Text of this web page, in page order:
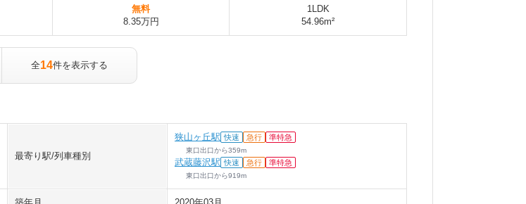
無料
8.35万円
1LDK
54.96m²
全14件を表示する
最寄り駅/列車種別
狭山ヶ丘駅 快速 急行 準特急
東口出口から359m
武蔵藤沢駅 快速 急行 準特急
東口出口から919m